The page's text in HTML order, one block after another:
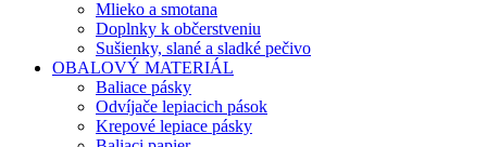
Mlieko a smotana
Doplnky k občerstveniu
Sušienky, slané a sladké pečivo
OBALOVÝ MATERIÁL
Baliace pásky
Odvíjače lepiacich pások
Krepové lepiace pásky